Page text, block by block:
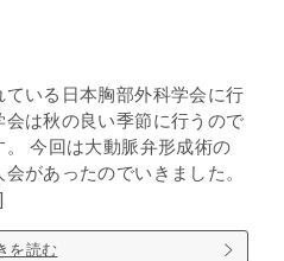
いる日本胸部外科学会に行
は秋の良い季節に行うので
今回は大動脈弁形成術の
があったのでいきました。
を読む